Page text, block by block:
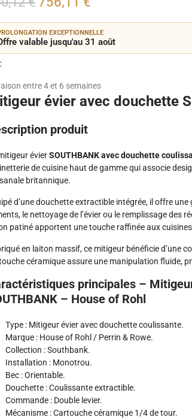
EXCEPTIONNELLE
valable jusqu'au 31 août
entre 4 et 6 semaines
évier avec douchette
produit
évierSOUTHBANK avec douchette
de cuisine haut de gamme qui associe
britannique.
d’une douchette extractible intégrée, il offre
le nettoyage de l’évier ou le remplissage des
patiné apportent une touche raffinée aux
en laiton massif, ce mitigeur bénéficie d’une
céramique assure une manipulation fluide,
principales –
– House of Rohl
Type : Mitigeur évier avec douchette coulissante.
Marque : House of Rohl / Perrin & Rowe.
Collection : Southbank.
Installation : Monotrou.
Bec : Orientable.
Douchette : Coulissante extractible.
Commande : Double levier.
Mécanisme : Cartouche céramique 1/4 de tour.